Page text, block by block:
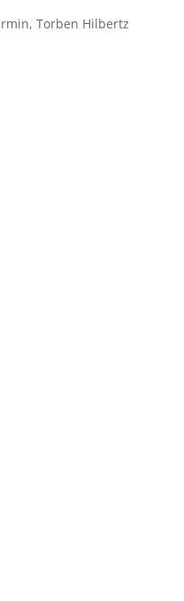
,Torben Hilbertz